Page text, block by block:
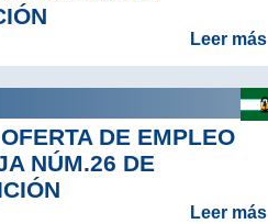
Leer más
DE EMPLEO
NÚM.26 DE
Leer más